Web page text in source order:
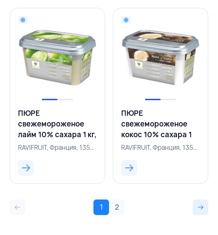
ПЮРЕ
свежемороженое
лайм 10% сахара 1 кг,
RAVIFRUIT, ФРАНЦИЯRAVIFRUIT, Франция, 135000174
ПЮРЕ
свежемороженое
кокос 10% сахара 1
кг, RAVIFRUIT,
RAVIFRUIT, Франция, 135000155
1 2